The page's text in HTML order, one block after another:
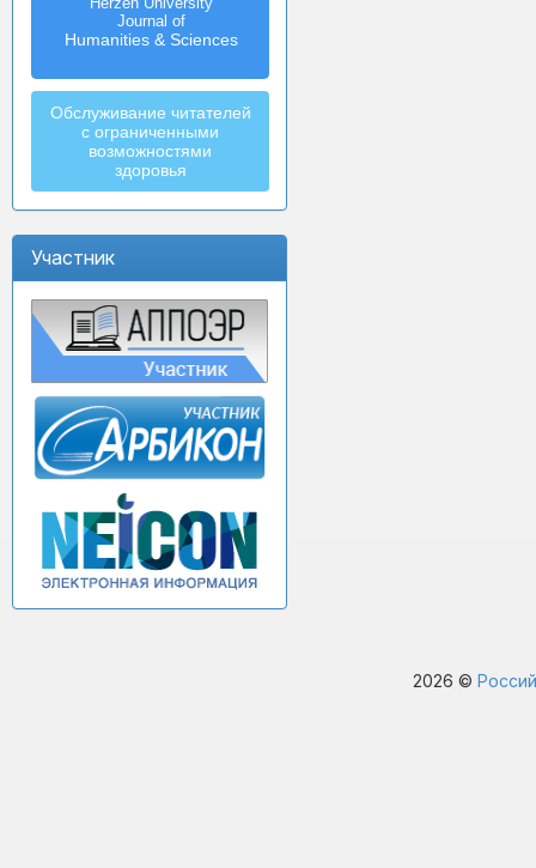
Journal of
Humanities & Sciences
Обслуживание читателей
с ограниченными
возможностями
здоровья
Участник
2026 ©